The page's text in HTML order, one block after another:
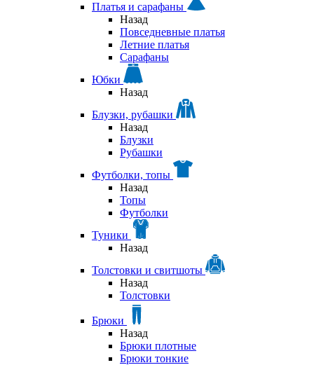
Платья и сарафаны
Назад
Повседневные платья
Летние платья
Сарафаны
Юбки
Назад
Блузки, рубашки
Назад
Блузки
Рубашки
Футболки, топы
Назад
Топы
Футболки
Туники
Назад
Толстовки и свитшоты
Назад
Толстовки
Брюки
Назад
Брюки плотные
Брюки тонкие